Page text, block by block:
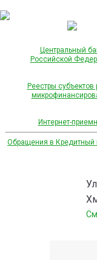
Центральный
Российской
Реестры субъектов
Интернет-
Обращения в Кредитный